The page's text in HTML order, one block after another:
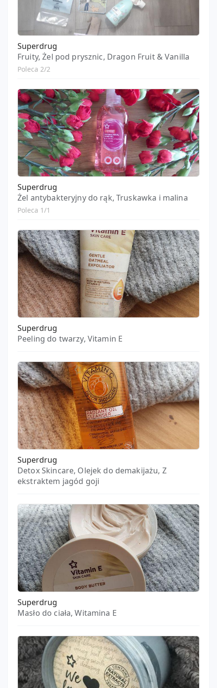
Superdrug
Fruity, Żel pod prysznic, Dragon Fruit & Vanilla
Poleca 2/2
Superdrug
Żel antybakteryjny do rąk, Truskawka i malina
Poleca 1/1
Superdrug
Peeling do twarzy, Vitamin E
Superdrug
Detox Skincare, Olejek do demakijażu, Z
ekstraktem jagód goji
Superdrug
Masło do ciała, Witamina E